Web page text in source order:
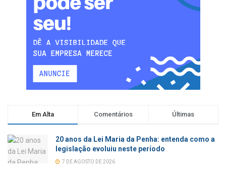
Em Alta Comentários Últimas
20 anos da Lei Maria da Penha: entenda como a
legislação evoluiu neste período
7 DE AGOSTO DE 2026